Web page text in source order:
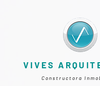
VIVES
Constructora